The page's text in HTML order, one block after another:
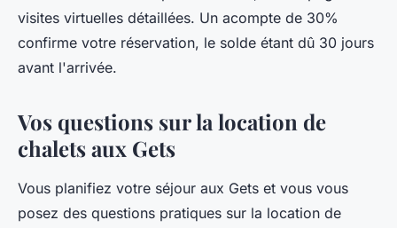
visites virtuelles détaillées. Un acompte de 30%
confirme votre réservation, le solde étant dû 30 jours
avant l'arrivée.
Vos questions sur la location de
chalets aux Gets
Vous planifiez votre séjour aux Gets et vous vous
posez des questions pratiques sur la location de